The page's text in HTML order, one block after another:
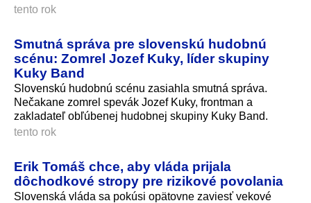
tento rok
Smutná správa pre slovenskú hudobnú
scénu: Zomrel Jozef Kuky, líder skupiny
Kuky Band
Slovenskú hudobnú scénu zasiahla smutná správa.
Nečakane zomrel spevák Jozef Kuky, frontman a
zakladateľ obľúbenej hudobnej skupiny Kuky Band.
tento rok
Erik Tomáš chce, aby vláda prijala
dôchodkové stropy pre rizikové povolania
Slovenská vláda sa pokúsi opätovne zaviesť vekové